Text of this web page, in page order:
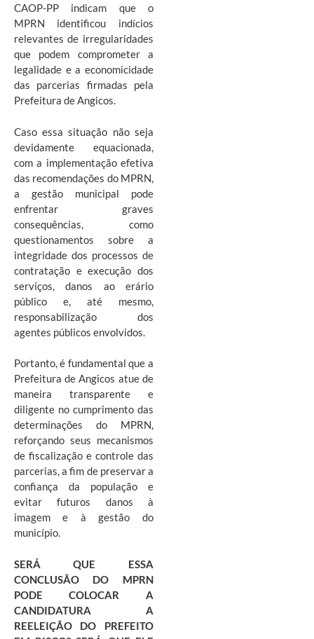
CAOP-PP indicam que o
MPRN identificou indícios
relevantes de irregularidades
que podem comprometer a
legalidade e a economicidade
das parcerias firmadas pela
Prefeitura de Angicos.
Caso essa situação não seja
devidamente equacionada,
com a implementação efetiva
das recomendações do MPRN,
a gestão municipal pode
enfrentar graves
consequências, como
questionamentos sobre a
integridade dos processos de
contratação e execução dos
serviços, danos ao erário
público e, até mesmo,
responsabilização dos
agentes públicos envolvidos.
Portanto, é fundamental que a
Prefeitura de Angicos atue de
maneira transparente e
diligente no cumprimento das
determinações do MPRN,
reforçando seus mecanismos
de fiscalização e controle das
parcerias, a fim de preservar a
confiança da população e
evitar futuros danos à
imagem e à gestão do
município.
SERÁ QUE ESSA
CONCLUSÃO DO MPRN
PODE COLOCAR A
CANDIDATURA A
REELEIÇÃO DO PREFEITO